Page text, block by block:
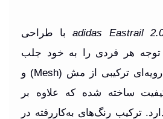
adidas Eastrailبا طراحی
هر فردی را به خود جلب
می‌کند. این مدل از رویه‌ای ترکیبی از مش (Mesh) و
ساخته شده که علاوه بر
ترکیب رنگ‌های به‌کاررفته در